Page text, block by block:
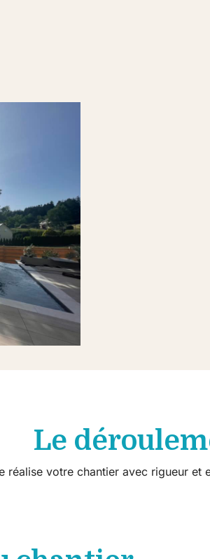
Le
réalise votre chantier avec rigueur